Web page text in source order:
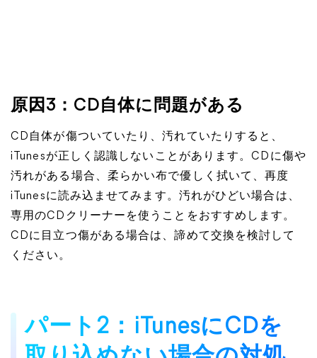
原因3：CD自体に問題がある
CD自体が傷ついていたり、汚れていたりすると、
iTunesが正しく認識しないことがあります。CDに傷や
汚れがある場合、柔らかい布で優しく拭いて、再度
iTunesに読み込ませてみます。汚れがひどい場合は、
専用のCDクリーナーを使うことをおすすめします。
CDに目立つ傷がある場合は、諦めて交換を検討して
ください。
パート2：iTunesにCDを